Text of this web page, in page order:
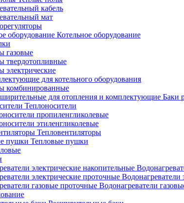
кабель
мат
Котельное оборудование
газовые
твердотопливные
электрические
для котельного оборудования
комбинированные
Баки
Теплоносители
пропиленгликолевые
этиленгликолевые
Тепловентиляторы
Тепловые пушки
Водонагреватели
Водонагреватели